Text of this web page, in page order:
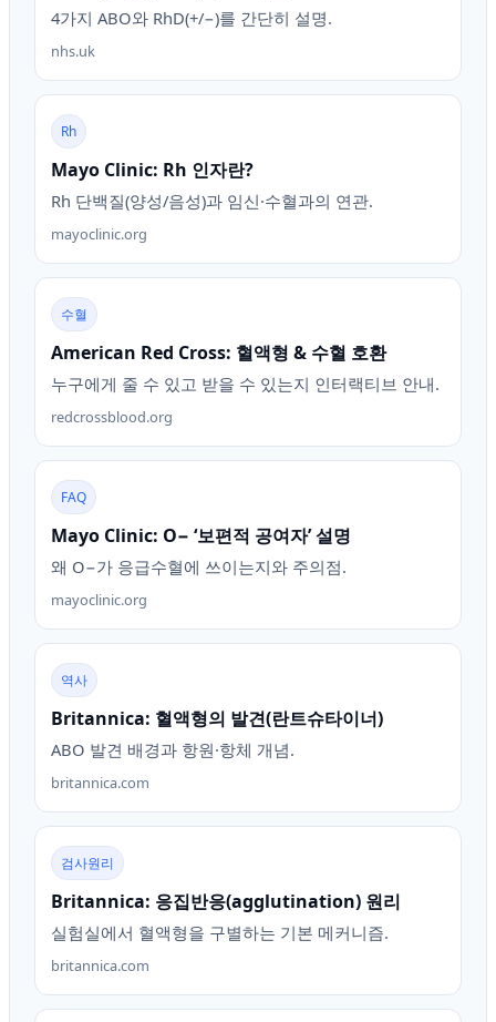
4가지 ABO와 RhD(+/−)를 간단히 설명.
nhs.uk
Rh
Mayo Clinic: Rh 인자란?
Rh 단백질(양성/음성)과 임신·수혈과의 연관.
mayoclinic.org
수혈
American Red Cross: 혈액형 & 수혈 호환
누구에게 줄 수 있고 받을 수 있는지 인터랙티브 안내.
redcrossblood.org
FAQ
Mayo Clinic: O− ‘보편적 공여자’ 설명
왜 O−가 응급수혈에 쓰이는지와 주의점.
mayoclinic.org
역사
Britannica: 혈액형의 발견(란트슈타이너)
ABO 발견 배경과 항원·항체 개념.
britannica.com
검사원리
Britannica: 응집반응(agglutination) 원리
실험실에서 혈액형을 구별하는 기본 메커니즘.
britannica.com